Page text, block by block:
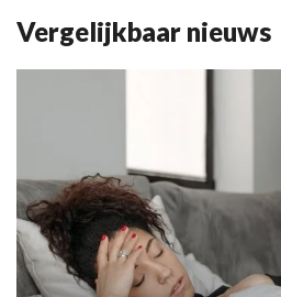
Vergelijkbaar nieuws